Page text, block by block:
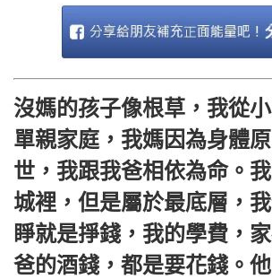
沒媽的孩子像根草，我從
單親家庭，我媽因為身體
世，我跟我爸相依為命。
城裡，但是屬於最底層，
睜就是掙錢，我的學費，
爸的酒錢，都是要花錢。